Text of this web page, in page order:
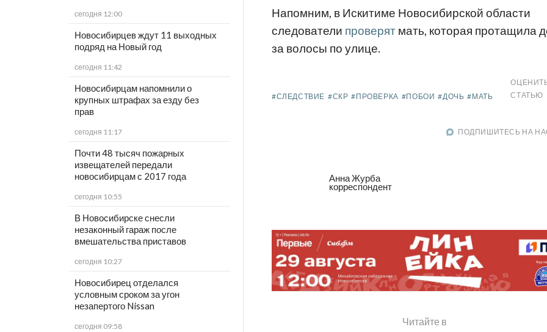
сегодня 12:00
Новосибирцев ждут 11 выходных
подряд на Новый год
сегодня 11:42
Новосибирцам напомнили о
крупных штрафах за езду без
прав
сегодня 11:17
Почти 48 тысяч пожарных
извещателей передали
новосибирцам с 2017 года
сегодня 10:55
В Новосибирске снесли
незаконный гараж после
вмешательства приставов
сегодня 10:27
Новосибирец отделался
условным сроком за угон
незапертого Nissan
сегодня 09:58
Напомним, в Искитиме Новосибирской области
следователи проверят мать, которая протащила
за волосы по улице.
#СЛЕДСТВИЕ #СКР #ПРОВЕРКА #ПОБОИ #ДОЧЬ #МАТЬ
СТАТЬЮ
ПОДПИШИТЕСЬ НА
Анна Журба
корреспондент
Читайте в